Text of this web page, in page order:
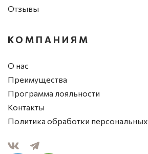
Отзывы
КОМПАНИЯМ
О нас
Преимущества
Программа лояльности
Контакты
Политика обработки